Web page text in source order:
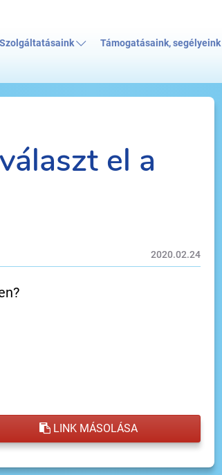
Szolgáltatásaink Támogatásaink, segélyeink
el a
2020.02.24
LINK MÁSOLÁSA